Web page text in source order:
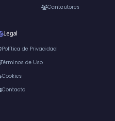
Cantautores
Legal
Política de Privacidad
Términos de Uso
Cookies
Contacto